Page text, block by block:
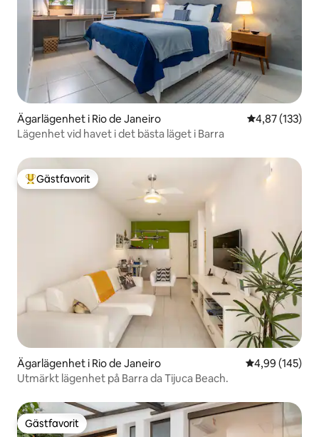
Ägarlägenhet i Rio de Janeiro 4,87 av 5 i
4,87 (133)
Lägenhet vid havet i det bästa läget i Barra
Populär gästfavorit
Gästfavorit
Ägarlägenhet i Rio de Janeiro 4,99 av 5 i
4,99 (145)
Utmärkt lägenhet på Barra da Tijuca Beach.
Gästfavorit
Gästfavorit